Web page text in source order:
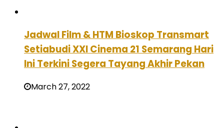
Jadwal Film & HTM Bioskop Transmart
Setiabudi XXI Cinema 21 Semarang Hari
Ini Terkini Segera Tayang Akhir Pekan
March 27, 2022